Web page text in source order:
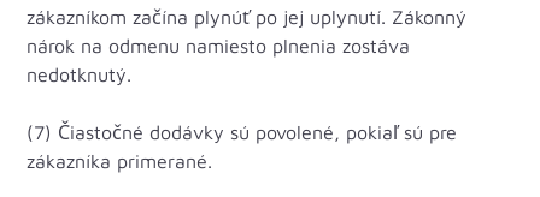
zákazníkom začína plynúť po jej uplynutí. Zákonný
nárok na odmenu namiesto plnenia zostáva
nedotknutý.
(7) Čiastočné dodávky sú povolené, pokiaľ sú pre
zákazníka primerané.